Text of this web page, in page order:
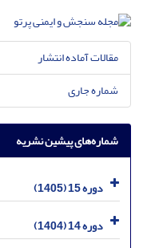
مقالات آماده انتشار
شماره جاری
شماره‌های پیشین نشریه
دوره 15 (1405)
دوره 14 (1404)